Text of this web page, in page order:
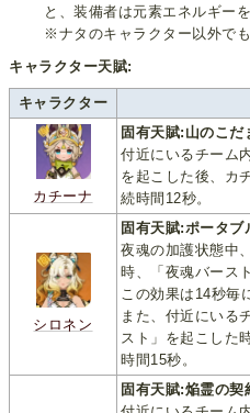
と、装備者は元素エネルギー
※ナタのキャラクター以外で
キャラクター天賦:
キャラクター
カチーナ
固有天賦:山のこだ
付近にいるチーム
を起こした後、カ
続時間12秒。
シロネン
固有天賦:ポータブ
夜魂の加護状態中
時、「夜魂バース
この効果は14秒毎
また、付近にいる
スト」を起こした
時間15秒。
固有天賦:焔霊の契